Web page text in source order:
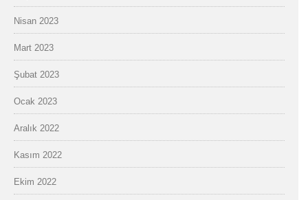
Nisan 2023
Mart 2023
Şubat 2023
Ocak 2023
Aralık 2022
Kasım 2022
Ekim 2022